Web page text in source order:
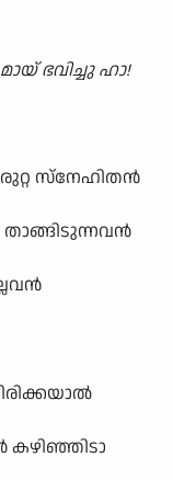
ഭവിച്ചു ഹാ!
സ്നേഹിതൻ
കഴിഞ്ഞിടാ